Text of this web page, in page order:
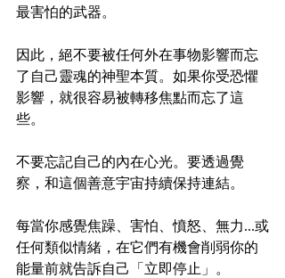
最害怕的武器。
因此，絕不要被任何外在事物影響而忘
了自己靈魂的神聖本質。如果你受恐懼
影響，就很容易被轉移焦點而忘了這
些。
不要忘記自己的內在心光。要透過覺
察，和這個善意宇宙持續保持連結。
每當你感覺焦躁、害怕、憤怒、無力...或
任何類似情緒，在它們有機會削弱你的
能量前就告訴自己「立即停止」。